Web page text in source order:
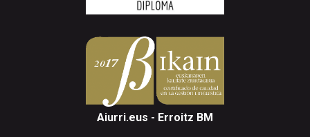
Aiurri.eus - Erroitz BM